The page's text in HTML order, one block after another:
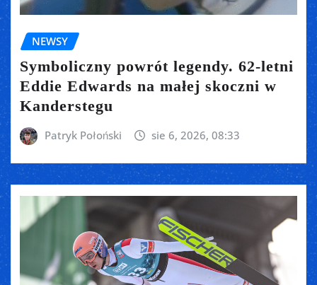
NEWSY
Symboliczny powrót legendy. 62-letni
Eddie Edwards na małej skoczni w
Kanderstegu
Patryk Połoński sie 6, 2026, 08:33